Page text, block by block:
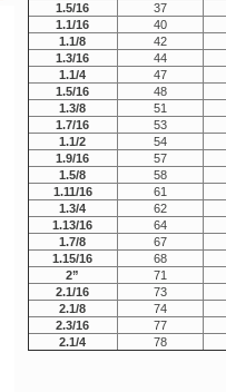
1.5/16
37
1.1/16
40
1.1/8
42
1.3/16
44
1.1/4
47
1.5/16
48
1.3/8
51
1.7/16
53
1.1/2
54
1.9/16
57
1.5/8
58
1.11/16
61
1.3/4
62
1.13/16
64
1.7/8
67
1.15/16
68
2”
71
2.1/16
73
2.1/8
74
2.3/16
77
2.1/4
78